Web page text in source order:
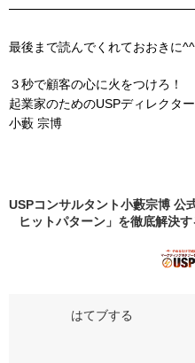
最後まで読んでくれておおきに^^
３秒で顧客の心に火をつけろ！
起業家のためのUSPディレクター
小藪 宗博
USPコンサルタント小藪宗博 公
ヒットパターン」を徹底解決